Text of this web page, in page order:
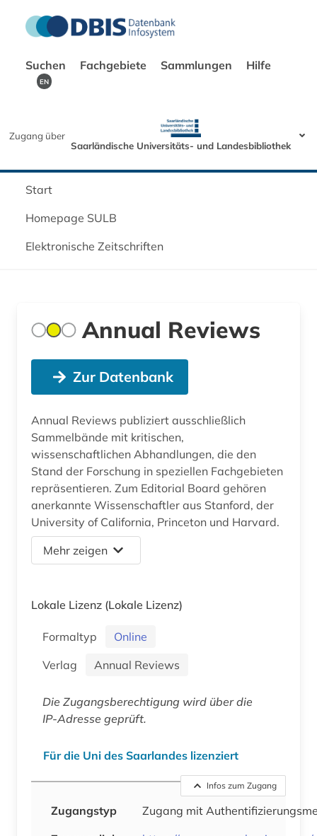
Suchen Fachgebiete Sammlungen Hilfe
EN
Zugang über
Saarländische Universitäts- und Landesbibliothek
Start
Homepage SULB
Elektronische Zeitschriften
Annual Reviews
Zur Datenbank
Annual Reviews publiziert ausschließlich
Sammelbände mit kritischen,
wissenschaftlichen Abhandlungen, die den
Stand der Forschung in speziellen Fachgebieten
repräsentieren. Zum Editorial Board gehören
anerkannte Wissenschaftler aus Stanford, der
University of California, Princeton und Harvard.
Mehr zeigen
Lokale Lizenz (Lokale Lizenz)
Formaltyp
Online
Verlag
Annual Reviews
Die Zugangsberechtigung wird über die
IP-Adresse geprüft.
Für die Uni des Saarlandes lizenziert
Infos zum Zugang
Zugangstyp
Zugang mit